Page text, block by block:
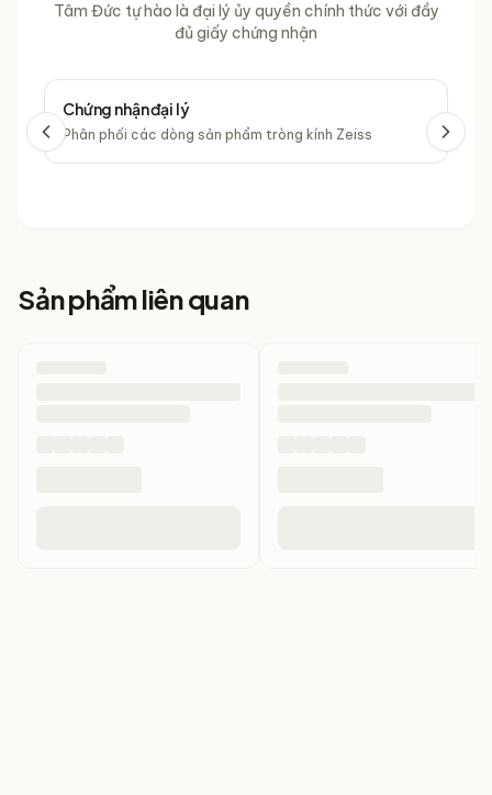
Tâm Đức tự hào là đại lý ủy quyền chính thức với đầy
đủ giấy chứng nhận
Chứng nhận đại lý
Phân phối các dòng sản phẩm tròng kính Zeiss
Sản phẩm liên quan